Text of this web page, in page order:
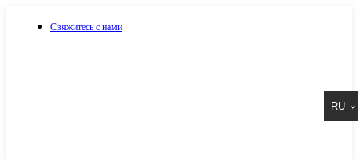
Свяжитесь с нами
RU